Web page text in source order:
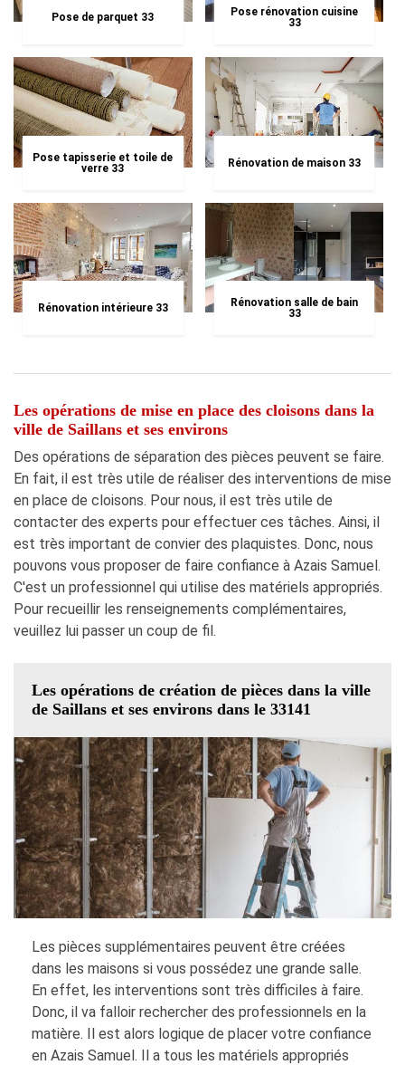
Pose de parquet 33
Pose rénovation cuisine
33
Pose tapisserie et toile de
verre 33
Rénovation de maison 33
Rénovation intérieure 33
Rénovation salle de bain
33
Les opérations de mise en place des cloisons dans la
ville de Saillans et ses environs
Des opérations de séparation des pièces peuvent se faire.
En fait, il est très utile de réaliser des interventions de mise
en place de cloisons. Pour nous, il est très utile de
contacter des experts pour effectuer ces tâches. Ainsi, il
est très important de convier des plaquistes. Donc, nous
pouvons vous proposer de faire confiance à Azais Samuel.
C'est un professionnel qui utilise des matériels appropriés.
Pour recueillir les renseignements complémentaires,
veuillez lui passer un coup de fil.
Les opérations de création de pièces dans la ville
de Saillans et ses environs dans le 33141
Les pièces supplémentaires peuvent être créées
dans les maisons si vous possédez une grande salle.
En effet, les interventions sont très difficiles à faire.
Donc, il va falloir rechercher des professionnels en la
matière. Il est alors logique de placer votre confiance
en Azais Samuel. Il a tous les matériels appropriés